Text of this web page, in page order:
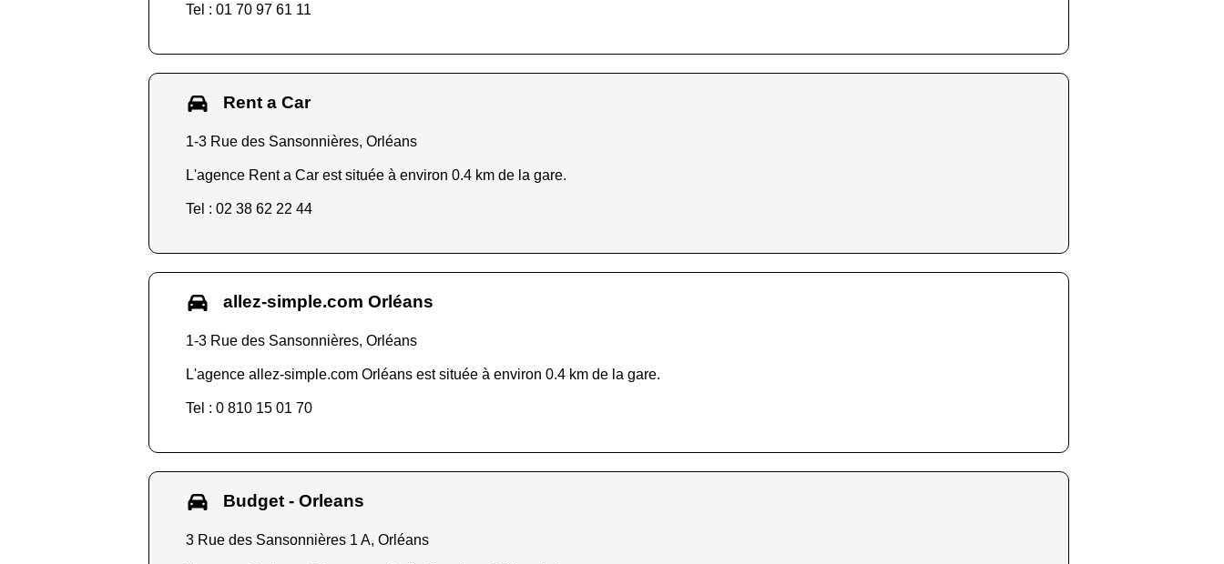
Tel : 01 70 97 61 11
Rent a Car
1-3 Rue des Sansonnières, Orléans
L'agence Rent a Car est située à environ 0.4 km de la gare.
Tel : 02 38 62 22 44
allez-simple.com Orléans
1-3 Rue des Sansonnières, Orléans
L'agence allez-simple.com Orléans est située à environ 0.4 km de la gare.
Tel : 0 810 15 01 70
Budget - Orleans
3 Rue des Sansonnières 1 A, Orléans